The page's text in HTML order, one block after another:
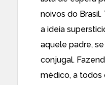
noivos do
a ideia
aquele padre,
conjugal.
médico, a todos